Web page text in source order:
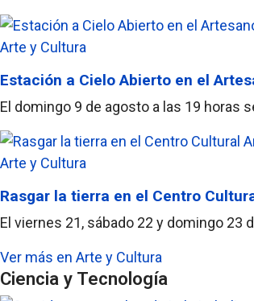
Arte y Cultura
Estación a Cielo Abierto en el
El domingo 9 de agosto a las 19 horas
Arte y Cultura
Rasgar la tierra en el Centro
El viernes 21, sábado 22 y domingo 23
Ver más en Arte y Cultura
Ciencia y Tecnología